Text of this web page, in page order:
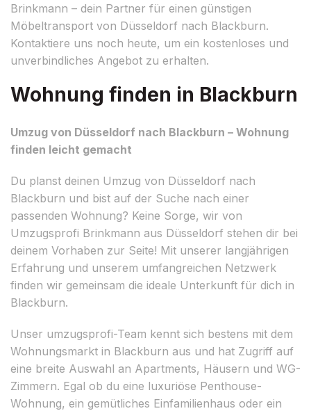
Brinkmann – dein Partner für einen günstigen
Möbeltransport von Düsseldorf nach Blackburn.
Kontaktiere uns noch heute, um ein kostenloses und
unverbindliches Angebot zu erhalten.
Wohnung finden in Blackburn
Umzug von Düsseldorf nach Blackburn – Wohnung
finden leicht gemacht
Du planst deinen Umzug von Düsseldorf nach
Blackburn und bist auf der Suche nach einer
passenden Wohnung? Keine Sorge, wir von
Umzugsprofi Brinkmann aus Düsseldorf stehen dir bei
deinem Vorhaben zur Seite! Mit unserer langjährigen
Erfahrung und unserem umfangreichen Netzwerk
finden wir gemeinsam die ideale Unterkunft für dich in
Blackburn.
Unser umzugsprofi-Team kennt sich bestens mit dem
Wohnungsmarkt in Blackburn aus und hat Zugriff auf
eine breite Auswahl an Apartments, Häusern und WG-
Zimmern. Egal ob du eine luxuriöse Penthouse-
Wohnung, ein gemütliches Einfamilienhaus oder ein